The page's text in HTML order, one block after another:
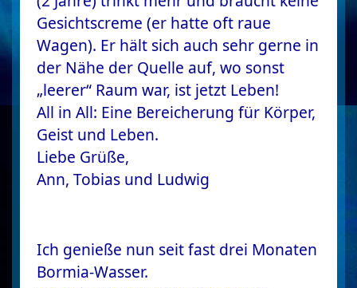
Gesichtscreme (er hatte oft raue
Wagen). Er hält sich auch sehr gerne in
der Nähe der Quelle auf, wo sonst
„leerer“ Raum war, ist jetzt Leben!
All in All: Eine Bereicherung für Körper,
Geist und Leben.
Liebe Grüße,
Ann, Tobias und Ludwig
Ich genieße nun seit fast drei Monaten
Bormia-Wasser.